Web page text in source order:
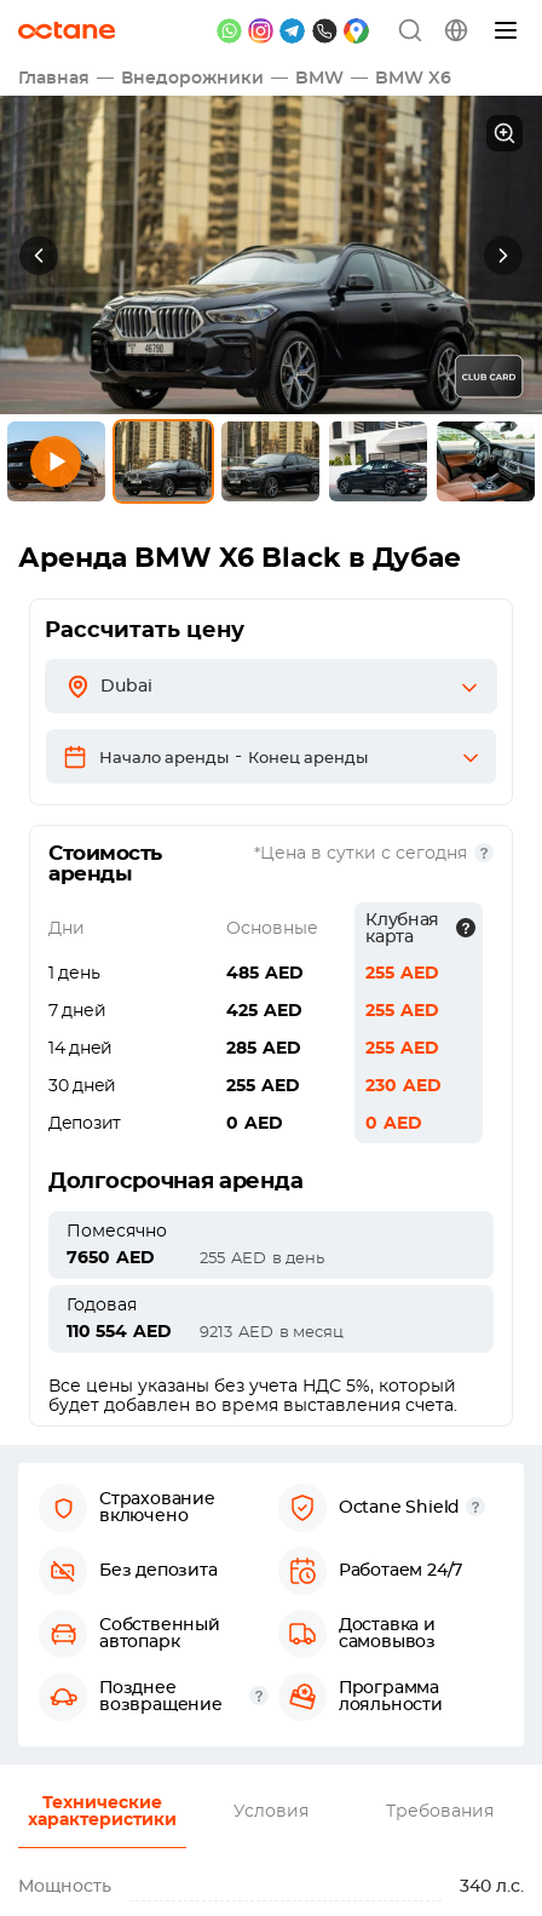
Главная Внедорожники BMW BMW X6
Аренда BMW X6 Black в Дубае
Рассчитать цену
Dubai
Начало аренды - Конец аренды
Стоимость
аренды
*Цена в сутки с сегодня
Дни Основные
Клубная
карта
1 день 485 AED 255 AED
7 дней 425 AED 255 AED
14 дней 285 AED 255 AED
30 дней 255 AED 230 AED
Депозит 0 AED 0 AED
Долгосрочная аренда
Помесячно
7650 AED 255 AED в день
Годовая
110 554 AED 9213 AED в месяц
Все цены указаны без учета НДС 5%, который
будет добавлен во время выставления счета.
Страхование
включено
Octane Shield
Без депозита Работаем 24/7
Собственный
автопарк
Доставка и
самовывоз
Позднее
возвращение
Программа
лояльности
Технические
характеристики
Условия Требования
Мощность 340 л.с.